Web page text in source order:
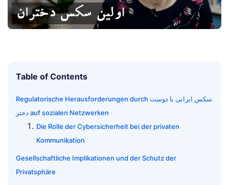
Table of Contents
Regulatorische Herausforderungen durch سکس ایرانی با دوست
دختر auf sozialen Netzwerken
Die Rolle der Cybersicherheit bei der privaten
Kommunikation
Gesellschaftliche Implikationen und der Schutz der
Privatsphäre